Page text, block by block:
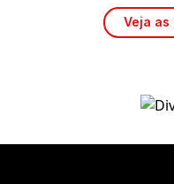
Veja